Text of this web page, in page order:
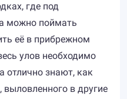
где под
можно поймать
её в прибрежном
улов необходимо
отлично знают, как
выловленного в другие